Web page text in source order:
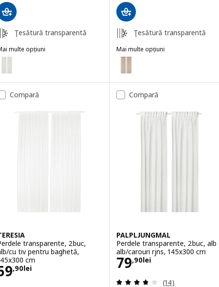
Ţesătură transparentă
multe opțiuni
HÄLLEBRÄCKA, Perdele transparente, 2buc, alb/rjns,
Ţesătură transparentă
Mai multe opțiuni
ROSENROBINIA
Opțiune: ROSENROBINIA,
Compară
transparente, 2buc,
cu tiv pentru baghetă,
cm
,90lei
59,90lei
Compară
PALPLJUNGMAL
Perdele transparente, 2buc, alb
alb/carouri rjns, 145x300 cm
79,90lei
Preţ 79,90lei
Evaluare: 3.8
(14)